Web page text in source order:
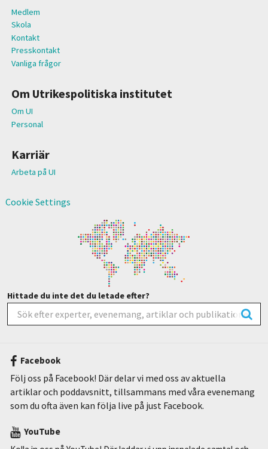
Medlem
Skola
Kontakt
Presskontakt
Vanliga frågor
Om Utrikespolitiska institutet
Om UI
Personal
Karriär
Arbeta på UI
Cookie Settings
Hittade du inte det du letade efter?
Facebook
Följ oss på Facebook! Där delar vi med oss av aktuella
artiklar och poddavsnitt, tillsammans med våra evenemang
som du ofta även kan följa live på just Facebook.
YouTube